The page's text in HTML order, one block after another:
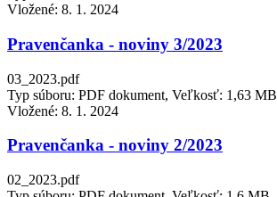
Vložené: 8. 1. 2024
Pravenčanka - noviny 3/2023
03_2023.pdf
Typ súboru: PDF dokument, Veľkosť: 1,63 MB
Vložené: 8. 1. 2024
Pravenčanka - noviny 2/2023
02_2023.pdf